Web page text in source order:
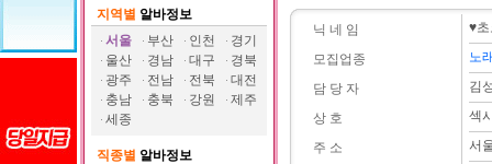
지역별 알바정보
서울
부산 인천
경기
울산
경남 대구
경북
광주
전남 전북
대전
충남
충북 강원
제주
세종
직종별 알바정보
닉 네 임
모집업종
담 당 자
상 호
주 소
♥
노
김
섹
서